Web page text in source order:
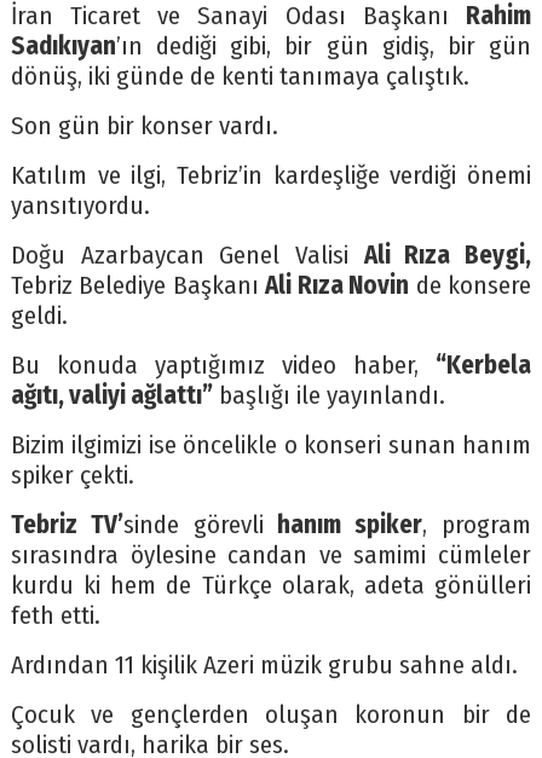
İran Ticaret ve Sanayi Odası Başkanı Rahim
Sadıkıyan’ın dediği gibi, bir gün gidiş, bir gün
dönüş, iki günde de kenti tanımaya çalıştık.
Son gün bir konser vardı.
Katılım ve ilgi, Tebriz’in kardeşliğe verdiği önemi
yansıtıyordu.
Doğu Azarbaycan Genel Valisi Ali Rıza Beygi,
Tebriz Belediye BaşkanıAli Rıza Novin de konsere
geldi.
Bu konuda yaptığımız video haber, “Kerbela
ağıtı, valiyi ağlattı”başlığı ile yayınlandı.
Bizim ilgimizi ise öncelikle o konseri sunan hanım
spiker çekti.
Tebriz TV’sinde görevli hanım spiker, program
sırasındra öylesine candan ve samimi cümleler
kurdu ki hem de Türkçe olarak, adeta gönülleri
feth etti.
Ardından 11 kişilik Azeri müzik grubu sahne aldı.
Çocuk ve gençlerden oluşan koronun bir de
solisti vardı, harika bir ses.